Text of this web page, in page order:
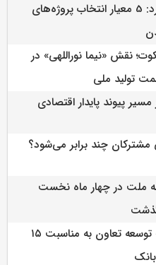
سمیعی‌ نژاد اعلام کرد: 5 معیار انتخاب پروژه‌های
نقش «نیما نوراللهی» در
تولید ملی
مسیر پیوند پایدار اقتصادی
چند برابر می‌شود؟
ملت در چهار ماه نخست
پیام مدیرعامل بانک توسعه تعاون به مناسبت ۱۵